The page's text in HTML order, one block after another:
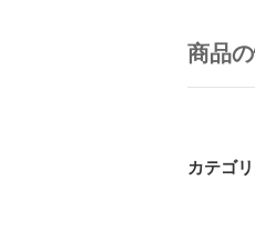
商品
カテゴ